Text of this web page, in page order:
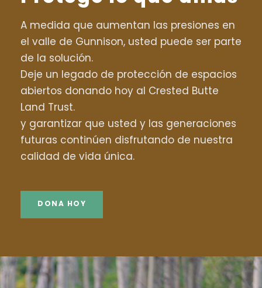
A medida que aumentan las presiones en
el valle de Gunnison, usted puede ser parte
de la solución.
Deje un legado de protección de espacios
abiertos donando hoy al Crested Butte
Land Trust.
y garantizar que usted y las generaciones
futuras continúen disfrutando de nuestra
calidad de vida única.
DONA HOY